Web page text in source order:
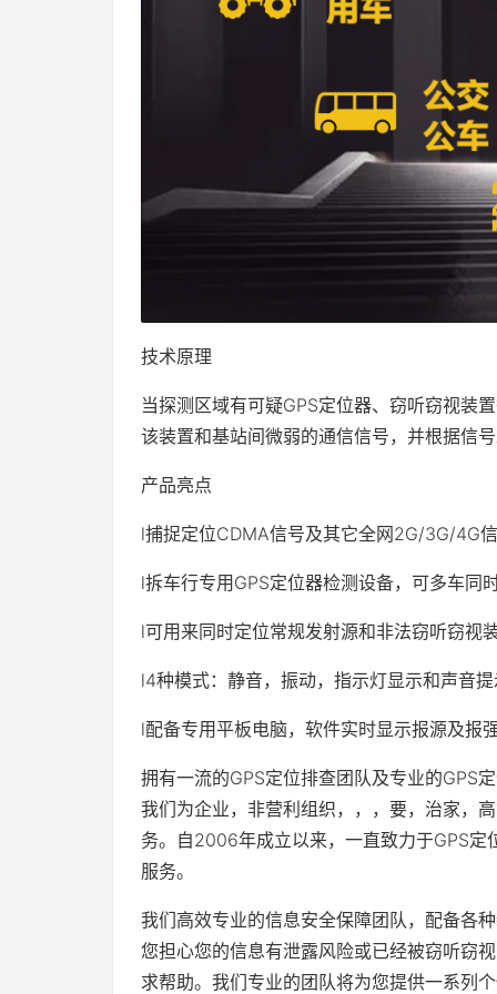
技术原理
当探测区域有可疑GPS定位器、窃听窃视装
该装置和基站间微弱的通信信号，并根据信
产品亮点
l捕捉定位CDMA信号及其它全网2G/3G/4G
l拆车行专用GPS定位器检测设备，可多车同
l可用来同时定位常规发射源和非法窃听窃视
l4种模式：静音，振动，指示灯显示和声音
l配备专用平板电脑，软件实时显示报源及报
拥有一流的GPS定位排查团队及专业的GPS
我们为企业，非营利组织，，，要，治家，
务。自2006年成立以来，一直致力于GPS
服务。
我们高效专业的信息安全保障团队，配备各
您担心您的信息有泄露风险或已经被窃听窃
求帮助。我们专业的团队将为您提供一系列